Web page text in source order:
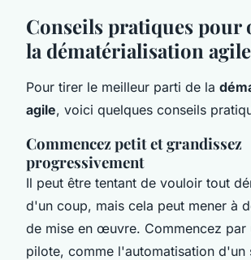
Conseils pratiques pour
la dématérialisation agile
Pour tirer le meilleur parti de la
agile, voici quelques conseils
Commencez petit et grandissez
progressivement
Il peut être tentant de vouloir tout
d'un coup, mais cela peut mener à
de mise en œuvre. Commencez par
pilote, comme l'automatisation d'un